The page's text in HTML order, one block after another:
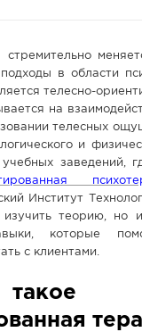
НОВОСТЬ
в области
телесно-
на
телесных
и
заведений,
Институт
изучить теорию, но
которые
с клиентами.